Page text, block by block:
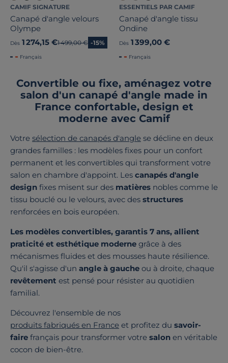
CAMIF SIGNATURE
Canapé d'angle velours
Olympe
Dès 1 274,15 €Ancien prix
1 499,00 € -15%
Français
ESSENTIELS PAR CAMIF
Canapé d'angle tissu
Ondine
Dès 1 399,00 €
Français
Convertible ou fixe, aménagez votre
salon d'un canapé d'angle made in
France confortable, design et
moderne avec Camif
Votre sélection de canapés d'angle se décline en deux
grandes familles : les modèles fixes pour un confort
permanent et les convertibles qui transforment votre
salon en chambre d'appoint. Les canapés d'angle
design fixes misent sur des matières nobles comme le
tissu bouclé ou le velours, avec des structures
renforcées en bois européen.
Les modèles convertibles, garantis 7 ans, allient
praticité et esthétique moderne grâce à des
mécanismes fluides et des mousses haute résilience.
Qu'il s'agisse d'un angle à gauche ou à droite, chaque
revêtement est pensé pour résister au quotidien
familial.
Découvrez l'ensemble de nos
produits fabriqués en France et profitez du savoir-
faire français pour transformer votre salon en véritable
cocon de bien-être.